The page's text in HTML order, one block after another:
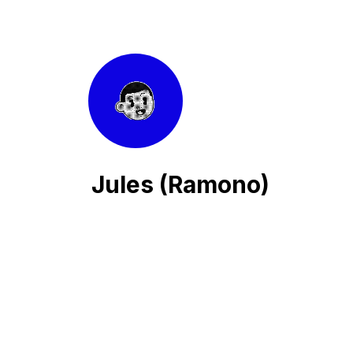
Jules (Ramono)